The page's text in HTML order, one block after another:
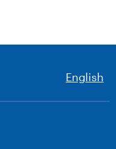
English